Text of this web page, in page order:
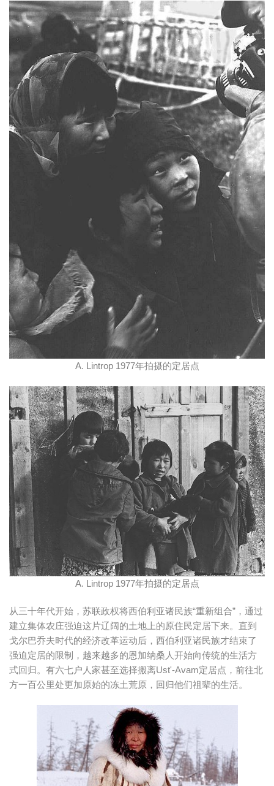
A. Lintrop 1977年拍摄的定居点
A. Lintrop 1977年拍摄的定居点
从三十年代开始，苏联政权将西伯利亚诸民族“重新组合”，通过
建立集体农庄强迫这片辽阔的土地上的原住民定居下来。直到
戈尔巴乔夫时代的经济改革运动后，西伯利亚诸民族才结束了
强迫定居的限制，越来越多的恩加纳桑人开始向传统的生活方
式回归。有六七户人家甚至选择搬离Ust'-Avam定居点，前往北
方一百公里处更加原始的冻土荒原，回归他们祖辈的生活。